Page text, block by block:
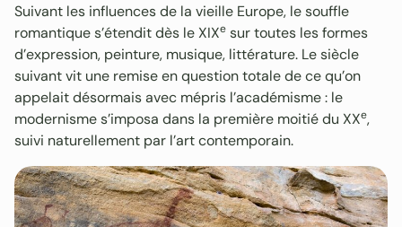
Suivant les influences de la vieille Europe, le souffle
romantique s’étendit dès le XIXe sur toutes les formes
d’expression, peinture, musique, littérature. Le siècle
suivant vit une remise en question totale de ce qu’on
appelait désormais avec mépris l’académisme : le
modernisme s’imposa dans la première moitié du XXe,
suivi naturellement par l’art contemporain.